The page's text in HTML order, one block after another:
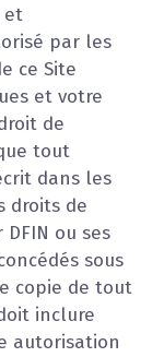
et
par les
ce Site
et votre
de
tout
dans les
droits de
ou ses
sous
copie de tout
inclure
autorisation